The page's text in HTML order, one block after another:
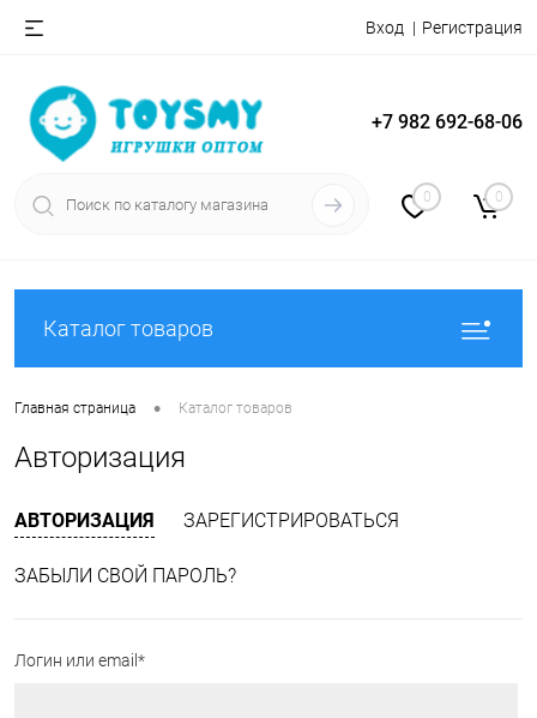
Вход Регистрация
+7 982 692-68-06
0 0
Каталог товаров
Главная страница • Каталог товаров
Авторизация
АВТОРИЗАЦИЯ ЗАРЕГИСТРИРОВАТЬСЯ
ЗАБЫЛИ СВОЙ ПАРОЛЬ?
Логин или email*